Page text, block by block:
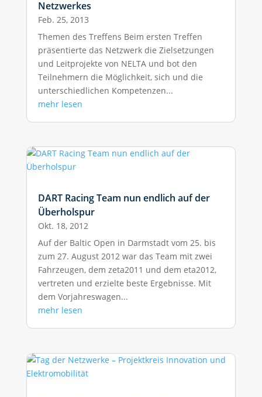
Netzwerkes
Feb. 25, 2013
Themen des Treffens Beim ersten Treffen
präsentierte das Netzwerk die Zielsetzungen
und Leit­projekte von NELTA und bot den
Teilnehmern die Möglichkeit, sich und die
unterschiedlichen Kompetenzen...
mehr lesen
DART Racing Team nun endlich auf der
Überholspur
Okt. 18, 2012
Auf der Baltic Open in Darmstadt vom 25. bis
zum 27. August 2012 war das Team mit zwei
Fahrzeugen, dem zeta2011 und dem eta2012,
vertreten und erzielte beste Ergebnisse. Mit
dem Vorjahreswagen...
mehr lesen